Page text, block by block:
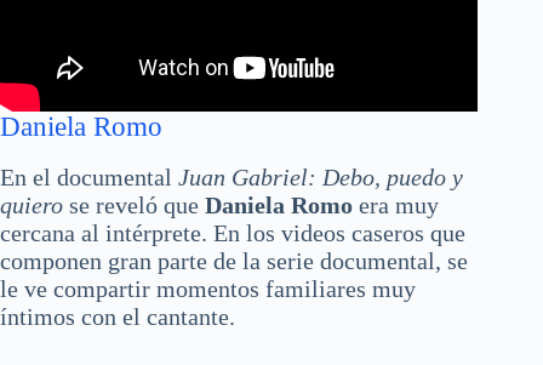
Daniela Romo
En el documental Juan Gabriel: Debo, puedo y
quiero se reveló que Daniela Romo era muy
cercana al intérprete. En los videos caseros que
componen gran parte de la serie documental, se
le ve compartir momentos familiares muy
íntimos con el cantante.